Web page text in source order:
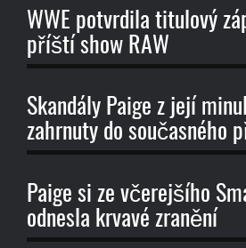
WWE potvrdila titulový
příští show RAW
Skandály Paige z její
zahrnuty do současného
Paige si ze včerejšího
odnesla krvavé zranění